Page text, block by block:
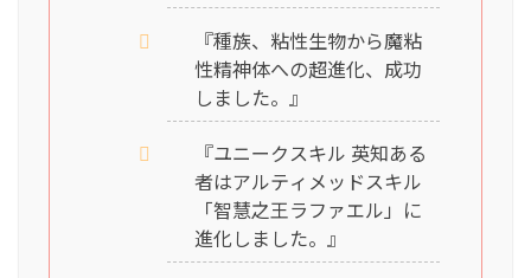
『種族、粘性生物から魔粘
性精神体への超進化、成功
しました。』
『ユニークスキル 英知ある
者はアルティメッドスキル
「智慧之王ラファエル」に
進化しました。』